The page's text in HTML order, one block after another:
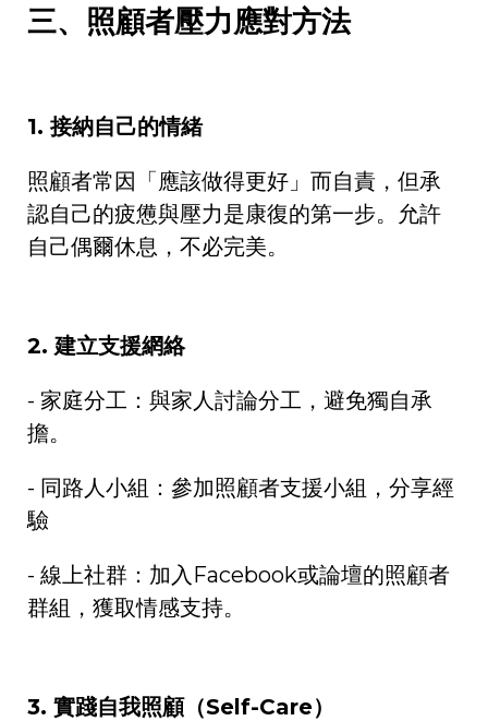
三、照顧者壓力應對方法
1. 接納自己的情緒
照顧者常因「應該做得更好」而自責，但承
認自己的疲憊與壓力是康復的第一步。允許
自己偶爾休息，不必完美。
2. 建立支援網絡
- 家庭分工：與家人討論分工，避免獨自承
擔。
- 同路人小組：參加照顧者支援小組，分享經
驗
- 線上社群：加入 Facebook或論壇的照顧者
群組，獲取情感支持。
3. 實踐自我照顧（Self-Care）